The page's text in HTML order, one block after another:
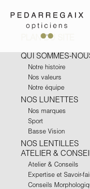
PLAN DU SITE
QUI SOMMES-
Notre histoire
Nos valeurs
Notre équipe
NOS LUNETTES
Nos marques
Sport
Basse Vision
NOS LENTILLES
ATELIER &
Atelier & Conseils
Expertise et Savoir-
Conseils